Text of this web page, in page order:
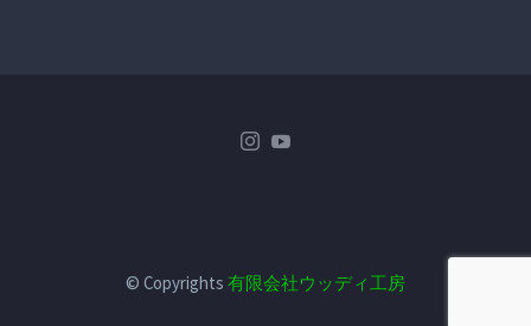
© Copyrights 有限会社ウッディ工房